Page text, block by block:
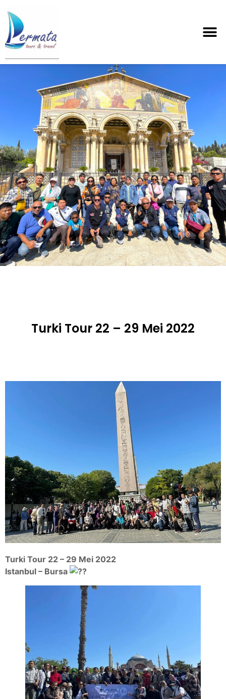
Turki Tour 22 – 29 Mei 2022
Turki Tour 22 – 29 Mei 2022
Istanbul – Bursa